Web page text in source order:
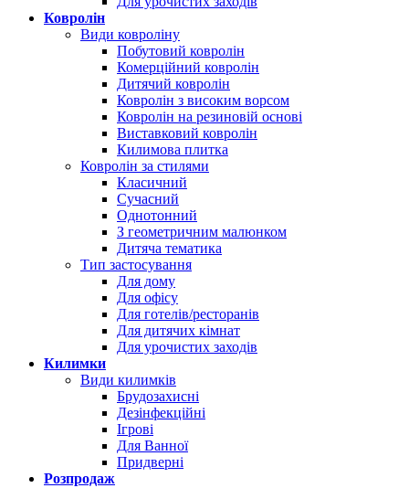
Ковролін
Види ковроліну
Побутовий ковролін
Комерційний ковролін
Дитячий ковролін
Ковролін з високим ворсом
Ковролін на резиновій основі
Виставковий ковролін
Килимова плитка
Ковролін за стилями
Класичний
Сучасний
Однотонний
З геометричним малюнком
Дитяча тематика
Тип застосування
Для дому
Для офісу
Для готелів/ресторанів
Для дитячих кімнат
Для урочистих заходів
Килимки
Види килимків
Брудозахисні
Дезінфекційні
Ігрові
Для Ванної
Придверні
Розпродаж